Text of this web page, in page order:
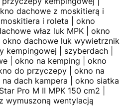
dachowe z moskitierą i
i roleta | okno
właz luk MPK | okno
dachowe luk wywietrznik
kempingowej | szyberdach |
| okno na kemping | okno
do przyczepy | okno na
dach kampera | okno siatka
Pro M II MPK 150 cm2 |
wymuszoną wentylacją